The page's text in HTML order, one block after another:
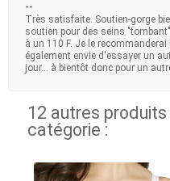
--
Très satisfaite. Soutien-gorge
soutien pour des seins
à un 110 F. Je le
également envie d'essayer un
jour... à bientôt donc pour un
12 autres
catégorie :